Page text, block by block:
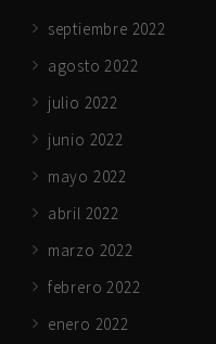
septiembre 2022
agosto 2022
julio 2022
junio 2022
mayo 2022
abril 2022
marzo 2022
febrero 2022
enero 2022